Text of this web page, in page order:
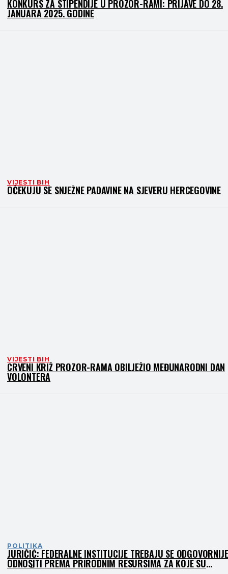
KONKURS ZA STIPENDIJE U PROZOR-RAMI: PRIJAVE DO 28.
JANUARA 2025. GODINE
VIJESTI BIH
OČEKUJU SE SNJEŽNE PADAVINE NA SJEVERU HERCEGOVINE
VIJESTI BIH
CRVENI KRIŽ PROZOR-RAMA OBILJEŽIO MEĐUNARODNI DAN
VOLONTERA
POLITIKA
JURIČIĆ: FEDERALNE INSTITUCIJE TREBAJU SE ODGOVORNIJE
ODNOSITI PREMA PRIRODNIM RESURSIMA ZA KOJE SU